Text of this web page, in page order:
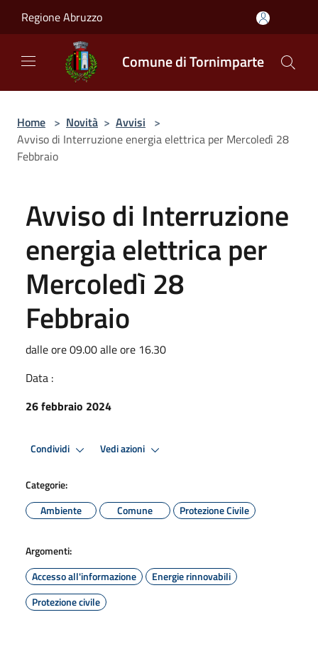
Regione Abruzzo
Comune di Tornimparte
Home > Novità > Avvisi >
Avviso di Interruzione energia elettrica per Mercoledì 28
Febbraio
Avviso di Interruzione
energia elettrica per
Mercoledì 28
Febbraio
dalle ore 09.00 alle ore 16.30
Data :
26 febbraio 2024
Condividi Vedi azioni
Categorie:
Ambiente
Comune Protezione Civile
Argomenti:
Accesso all'informazione
Energie rinnovabili
Protezione civile